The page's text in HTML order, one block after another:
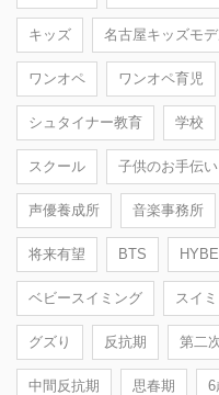
キッズ 名古屋キッズモ
ワンオペ ワンオペ育児
シュタイナー教育 学校
スクール 子供のお手伝い
声優養成所 音楽事務所
将来有望 BTS HYBE
ベビースイミング スイ
グズり 反抗期 第二
中間反抗期 思春期 6